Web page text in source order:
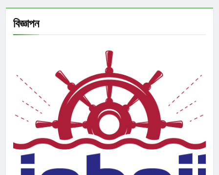
বিজ্ঞাপন